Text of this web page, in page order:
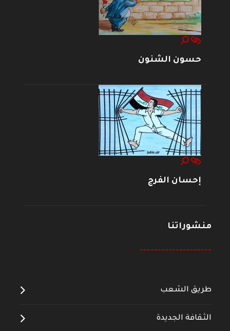
حسون الشنون
إحسان الفرج
منشوراتنا
--------------------
طريق الشعب
الثقافة الجديدة